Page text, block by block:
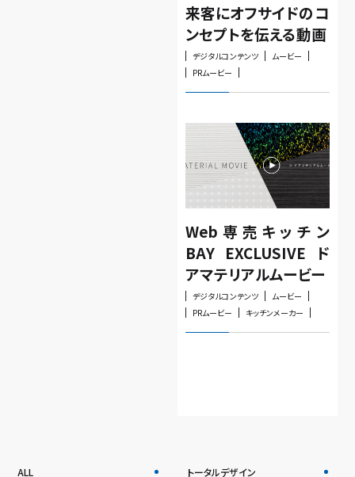
来客にオフサイドのコ
ンセプトを伝える動画
デジタルコンテンツ
ムービー
PRムービー
Web専売キッチン
BAY EXCLUSIVE ド
アマテリアルムービー
デジタルコンテンツ
ムービー
PRムービー
キッチンメーカー
ALL トータルデザイン